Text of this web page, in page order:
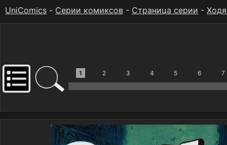
UniComics - Серии комиксов - Страница серии -
1 2 3 4 5 6 7